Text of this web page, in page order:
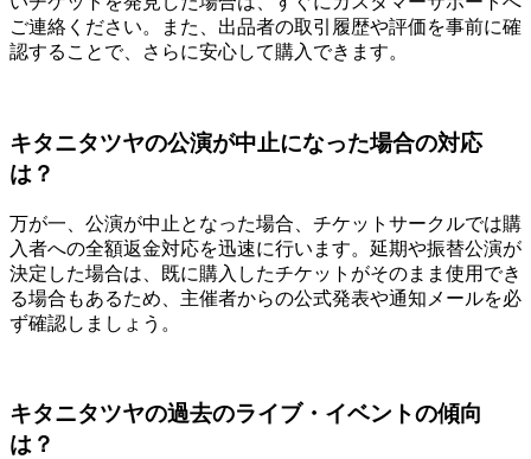
ご連絡ください。また、出品者の取引履歴や評価を事前に確
認することで、さらに安心して購入できます。
キタニタツヤの公演が中止になった場合の対応
は？
万が一、公演が中止となった場合、チケットサークルでは購
入者への全額返金対応を迅速に行います。延期や振替公演が
決定した場合は、既に購入したチケットがそのまま使用でき
る場合もあるため、主催者からの公式発表や通知メールを必
ず確認しましょう。
キタニタツヤの過去のライブ・イベントの傾向
は？